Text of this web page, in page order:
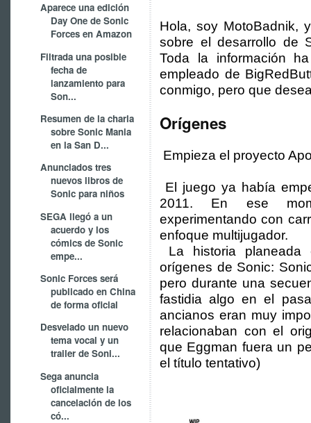
Aparece una edición
Day One de Sonic
Forces en Amazon
Filtrada una posible
fecha de
lanzamiento para
Son...
Resumen de la charla
sobre Sonic Mania
en la San D...
Anunciados tres
nuevos libros de
Sonic para niños
SEGA llegó a un
acuerdo y los
cómics de Sonic
empe...
Sonic Forces será
publicado en China
de forma oficial
Desvelado un nuevo
tema vocal y un
trailer de Soni...
Sega anuncia
oficialmente la
cancelación de los
có...
Hola, soy MotoBadnik,
sobre el desarrollo de
Toda la información
empleado de
conmigo, pero que
Orígenes
Empieza el proyecto
El juego ya había
2011. En ese
experimentando con
enfoque multijugador.
La historia
orígenes de Sonic:
pero durante una
fastidia algo en el
ancianos eran muy
relacionaban con el
que Eggman fuera un
el título tentativo)